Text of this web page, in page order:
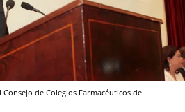
de Colegios Farmacéuticos de